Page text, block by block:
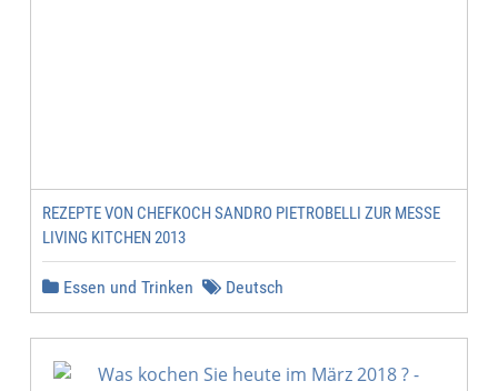
REZEPTE VON CHEFKOCH SANDRO PIETROBELLI ZUR MESSE
LIVING KITCHEN 2013
Essen und Trinken Deutsch